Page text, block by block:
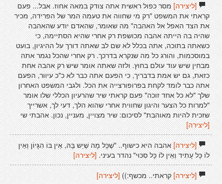
[ליצירה]מסר כפול ראשית אתה צודק במאה אחוז. אבל... פעם
קראתי את המשפט "רק מי שחווה את טעמה המר של הפרידה, מכיר
את הצד האפל אל האהבה" מה שאומר, שהאדם יודע שהאהבה
שהיה בה הייתה אהבה מכושפת רק אחרי שהיא הסתיימה, כי
כשאתה בתוכה, אתה בכלל לא שם לב שאתה דורך על ההיגיון, בועט
במוסכמות, והורג כל מה שנקרא בדרכך. רק אחרי שהכל נגמר אתה
מבחין שיש עוד עולם בחוץ. ולזה שאתה אומר שיש רק אהבה אחת
כזאת, גם יש אמת בדבריך, כי הפעם אתה כבר לא כ"כ עיוור, הפעם
אתה כבר לומד לקחת בפרופורצייה את הכל. ולגבי המשפט האחרון
שלך "לא כל אחד זוכה" פעם קראתי שיר שהרעיון הכללי שלו אומר
"למרות כל הצער והיגון שחווית אחרי שהוא הלך, דעי לך, אשרייך
שזכית להיות מאוהבת" לסיכום: שיר מצויין, מעניין, נכון. אהבתי שי
[ליצירה]
[ליצירה]אהבה היא כישוף.. "שֶׁכָּל מָה שֶׁיֵש בָּהּ, אֵין בּוֹ הִגָּיוֹן וְאֵין
לוֹ כָּל עָתִיד וְאֵין לוֹ כָּל סִכּוּי" נהדר בעיני. [ליצירה]
[ליצירה]קראתי.. מכשף:)) [ליצירה]